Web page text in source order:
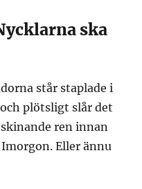
ska
står staplade i
plötsligt slår det
ren innan
Eller ännu